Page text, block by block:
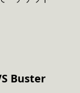
Buster